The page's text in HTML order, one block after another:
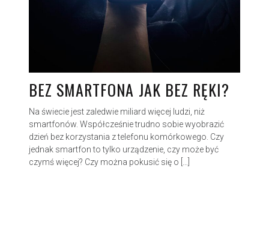
BEZ SMARTFONA JAK BEZ RĘKI?
Na świecie jest zaledwie miliard więcej ludzi, niż
smartfonów. Współcześnie trudno sobie wyobrazić
dzień bez korzystania z telefonu komórkowego. Czy
jednak smartfon to tylko urządzenie, czy może być
czymś więcej? Czy można pokusić się o […]